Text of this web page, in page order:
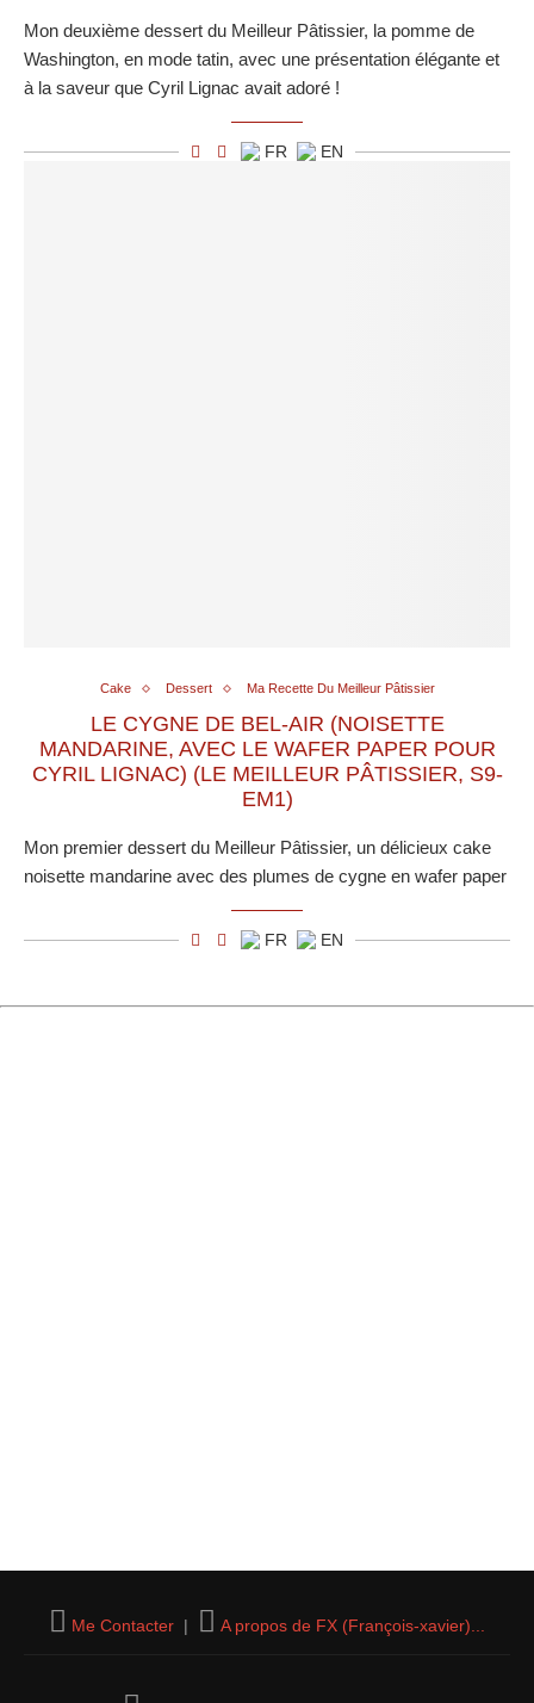
Mon deuxième dessert du Meilleur Pâtissier, la pomme de
Washington, en mode tatin, avec une présentation élégante et
à la saveur que Cyril Lignac avait adoré !
FR EN
Cake Dessert Ma Recette Du Meilleur Pâtissier
LE CYGNE DE BEL-AIR (NOISETTE
MANDARINE, AVEC LE WAFER PAPER POUR
CYRIL LIGNAC) (LE MEILLEUR PÂTISSIER, S9-
EM1)
Mon premier dessert du Meilleur Pâtissier, un délicieux cake
noisette mandarine avec des plumes de cygne en wafer paper
FR EN
Me Contacter | A propos de FX (François-xavier)...